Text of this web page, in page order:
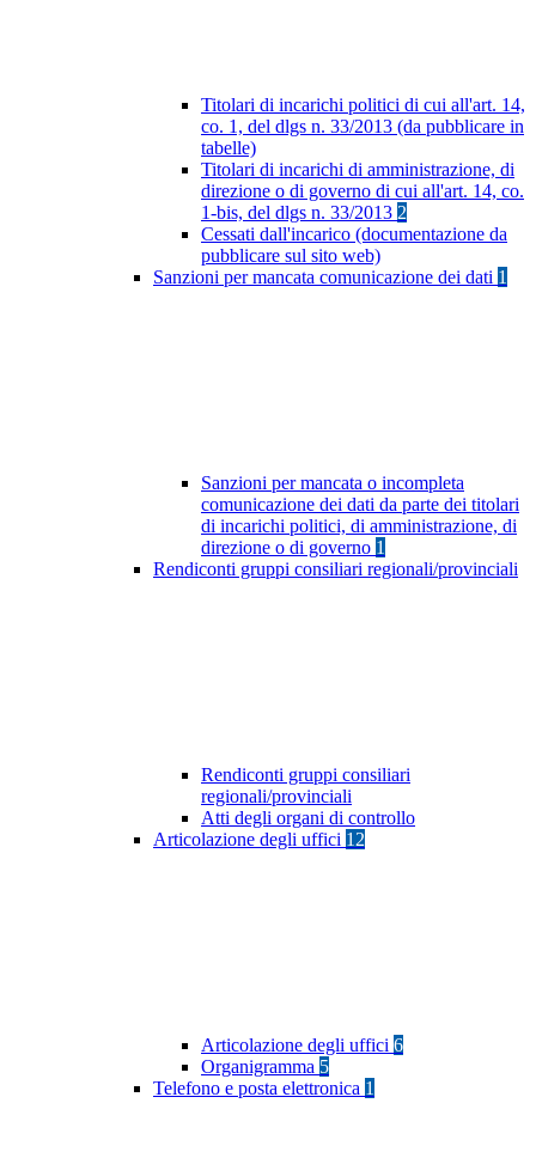
Titolari di incarichi politici di cui all'art. 14,
co. 1, del dlgs n. 33/2013 (da pubblicare in
tabelle)
Titolari di incarichi di amministrazione, di
direzione o di governo di cui all'art. 14, co.
1-bis, del dlgs n. 33/2013 2
Cessati dall'incarico (documentazione da
pubblicare sul sito web)
Sanzioni per mancata comunicazione dei dati 1
Sanzioni per mancata o incompleta
comunicazione dei dati da parte dei titolari
di incarichi politici, di amministrazione, di
direzione o di governo 1
Rendiconti gruppi consiliari regionali/provinciali
Rendiconti gruppi consiliari
regionali/provinciali
Atti degli organi di controllo
Articolazione degli uffici 12
Articolazione degli uffici 6
Organigramma 5
Telefono e posta elettronica 1